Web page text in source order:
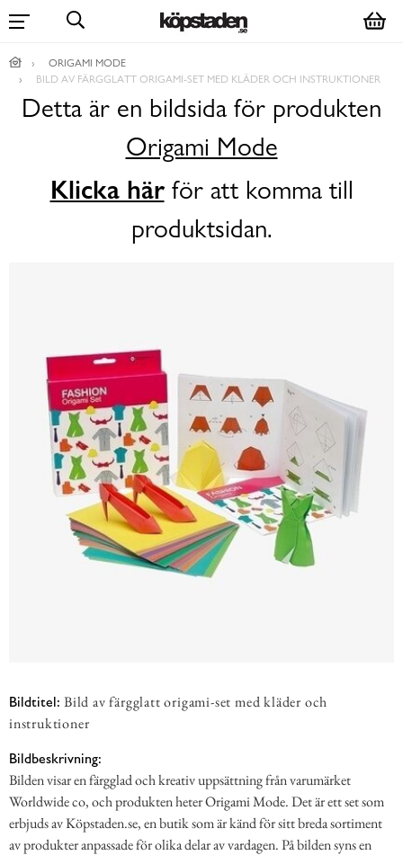
ORIGAMI MODE
BILD AV FÄRGGLATT ORIGAMI-SET MED KLÄDER OCH INSTRUKTIONER
Detta är en bildsida för produkten
Origami Mode
Klicka härför att komma till
produktsidan.
Bildtitel: Bild av färgglatt origami-set med kläder och
instruktioner
Bildbeskrivning:
Bilden visar en färgglad och kreativ uppsättning från varumärket
Worldwide co, och produkten heter Origami Mode. Det är ett set som
erbjuds av Köpstaden.se, en butik som är känd för sitt breda sortiment
av produkter anpassade för olika delar av vardagen. På bilden syns en